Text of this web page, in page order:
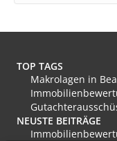
e
n
tTOP TAGS
Makrolagen in
NEUSTE BEITRÄGE